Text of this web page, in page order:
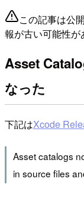
この記事は公
報が古い可能性が
Asset
なった
下記はXcode
Asset catalogs
in source files